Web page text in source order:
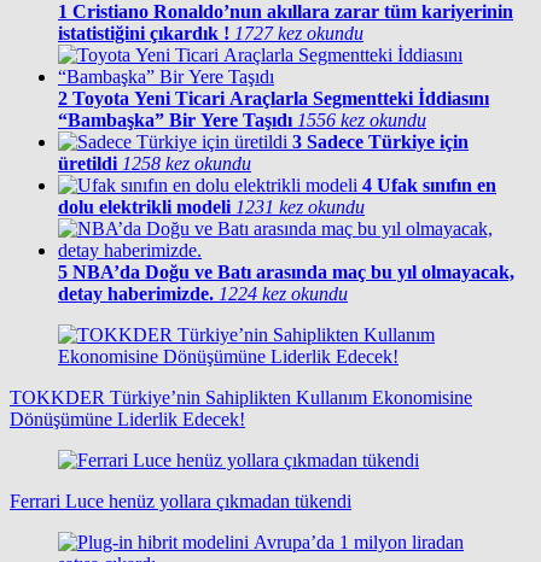
1 Cristiano Ronaldo’nun akıllara zarar tüm kariyerinin
istatistiğini çıkardık ! 1727 kez okundu
2 Toyota Yeni Ticari Araçlarla Segmentteki İddiasını
“Bambaşka” Bir Yere Taşıdı 1556 kez okundu
3 Sadece Türkiye için
üretildi 1258 kez okundu
4 Ufak sınıfın en
dolu elektrikli modeli 1231 kez okundu
5 NBA’da Doğu ve Batı arasında maç bu yıl olmayacak,
detay haberimizde. 1224 kez okundu
TOKKDER Türkiye’nin Sahiplikten Kullanım Ekonomisine
Dönüşümüne Liderlik Edecek!
Ferrari Luce henüz yollara çıkmadan tükendi